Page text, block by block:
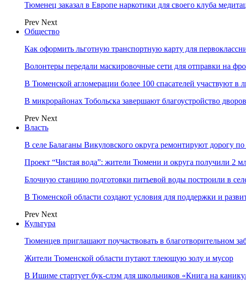
Тюменец заказал в Европе наркотики для своего клуба
Prev Next
Общество
Как оформить льготную транспортную карту для
Волонтеры передали маскировочные сети для отправки на
В Тюменской агломерации более 100 спасателей участвуют в
В микрорайонах Тобольска завершают благоустройство дворов
Prev Next
Власть
В селе Балаганы Викуловского округа ремонтируют дорогу
Проект “Чистая вода”: жители Тюмени и округа получили 2
Блочную станцию подготовки питьевой воды построили в
В Тюменской области создают условия для поддержки и
Prev Next
Культура
Тюменцев приглашают поучаствовать в благотворительном
Жители Тюменской области путают тлеющую золу и мусор
В Ишиме стартует бук-слэм для школьников «Книга на